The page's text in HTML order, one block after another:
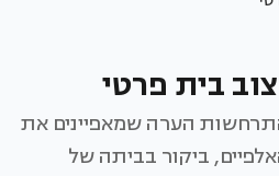
בית פרטי
הערה שמאפיינים את
ביקור בביתה של